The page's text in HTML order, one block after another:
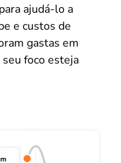
ajudá-lo a
e custos de
gastas em
foco esteja